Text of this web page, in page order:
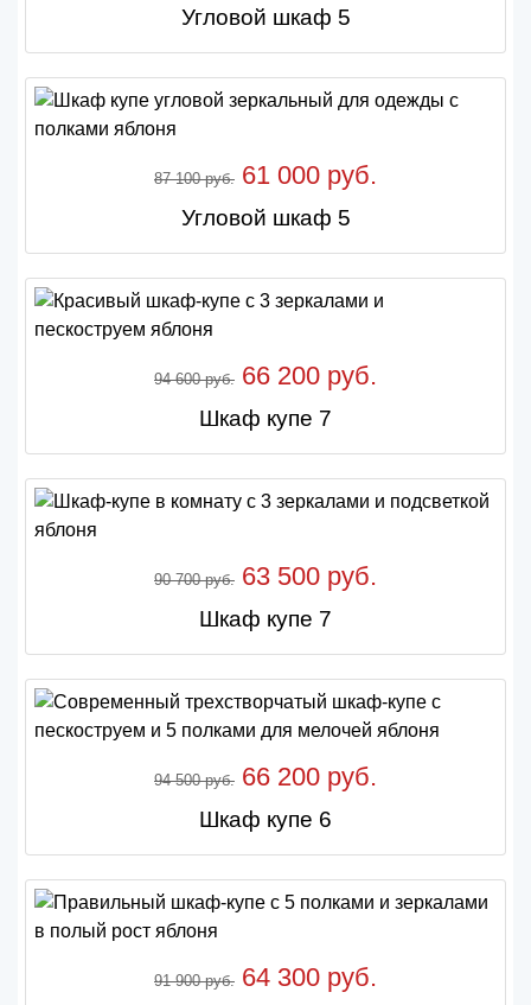
Угловой шкаф 5
87 100 руб. 61 000 руб.
Угловой шкаф 5
94 600 руб. 66 200 руб.
Шкаф купе 7
90 700 руб. 63 500 руб.
Шкаф купе 7
94 500 руб. 66 200 руб.
Шкаф купе 6
91 900 руб. 64 300 руб.